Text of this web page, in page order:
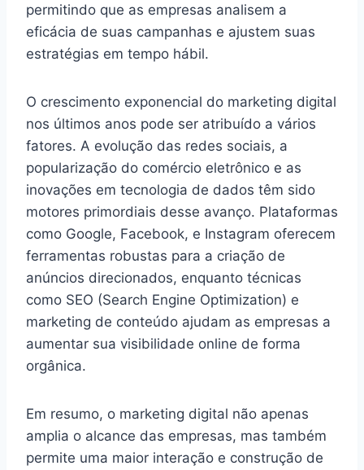
permitindo que as empresas analisem a
eficácia de suas campanhas e ajustem suas
estratégias em tempo hábil.
O crescimento exponencial do marketing digital
nos últimos anos pode ser atribuído a vários
fatores. A evolução das redes sociais, a
popularização do comércio eletrônico e as
inovações em tecnologia de dados têm sido
motores primordiais desse avanço. Plataformas
como Google, Facebook, e Instagram oferecem
ferramentas robustas para a criação de
anúncios direcionados, enquanto técnicas
como SEO (Search Engine Optimization) e
marketing de conteúdo ajudam as empresas a
aumentar sua visibilidade online de forma
orgânica.
Em resumo, o marketing digital não apenas
amplia o alcance das empresas, mas também
permite uma maior interação e construção de